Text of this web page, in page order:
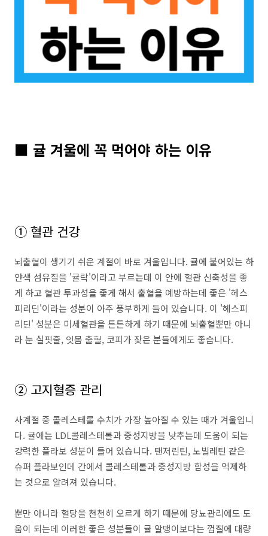
■ 귤 겨울에 꼭 먹어야 하는 이유
① 혈관 건강
뇌출혈이 생기기 쉬운 계절이 바로 겨울입니다. 귤에 붙어있는 하
얀색 섬유질을 '귤락'이라고 부르는데 이 안에 혈관 신축성을 좋
게 하고 혈관 투과성을 좋게 해서 출혈을 예방하는데 좋은 '헤스
피리딘'이라는 성분이 아주 풍부하게 들어 있습니다. 이 '헤스피
리딘' 성분은 미세혈관을 튼튼하게 하기 때문에 뇌출혈뿐만 아니
라 눈 실핏줄, 잇몸 출혈, 코피가 잦은 분들에게도 좋습니다.
② 고지혈증 관리
사계절 중 콜레스테롤 수치가 가장 높아질 수 있는 때가 겨울입니
다. 귤에는 LDL콜레스테롤과 중성지방을 낮추는데 도움이 되는
강력한 플라보 성분이 들어 있습니다. 탠저린틴, 노빌레틴 같은
슈퍼 플라보인데 간에서 콜레스테롤과 중성지방 합성을 억제하
는 것으로 알려져 있습니다.
뿐만 아니라 혈당을 천천히 오르게 하기 때문에 당뇨관리에도 도
움이 되는데 이러한 좋은 성분들이 귤 알맹이보다는 껍질에 대량